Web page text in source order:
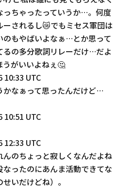
っちゃったっていうか…。何度
されるし😿でもミセス軍団は
のもやばいよなぁ…とか思って
るの多分歌詞リレーだけ…だよ
がいいよねぇ🤔
10:33 UTC
かなぁって思ったんだけど…
10:51 UTC
12:33 UTC
んのちょっと寂しくなんだよね
なったのにあんま活動できてな
いだけどね）。